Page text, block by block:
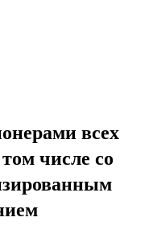
всех
числе со